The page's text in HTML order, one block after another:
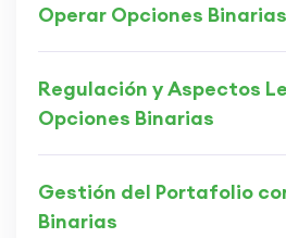
Operar Opciones Binarias
Regulación y Aspectos
Opciones Binarias
Gestión del Portafolio
Binarias